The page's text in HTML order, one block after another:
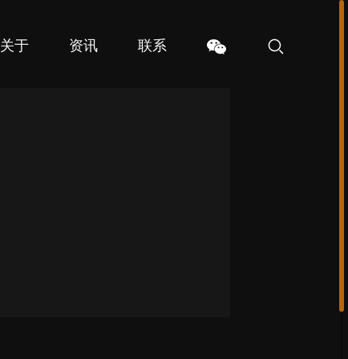
关于 资讯 联系